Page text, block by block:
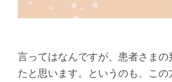
言ってはなんですが、患者さまの
たと思います。というのも、この